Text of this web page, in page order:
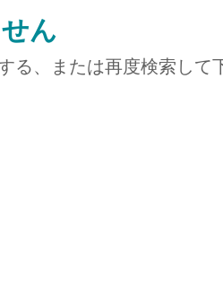
ん
る、または再度検索して